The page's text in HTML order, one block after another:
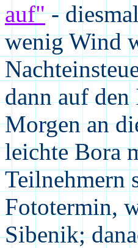
auf"-
wenig Wind
dann auf
Morgen an
leichte Bora
Teilnehmern
Fototermin,
Sibenik;